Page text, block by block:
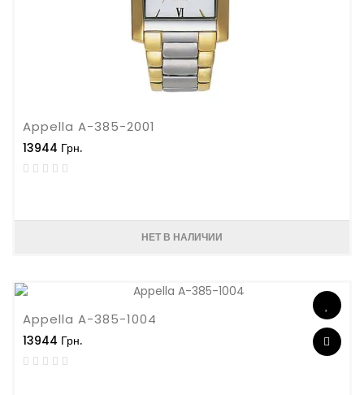
Appella A-385-2001
13944 Грн.
НЕТ В НАЛИЧИИ
Appella A-385-1004
13944 Грн.